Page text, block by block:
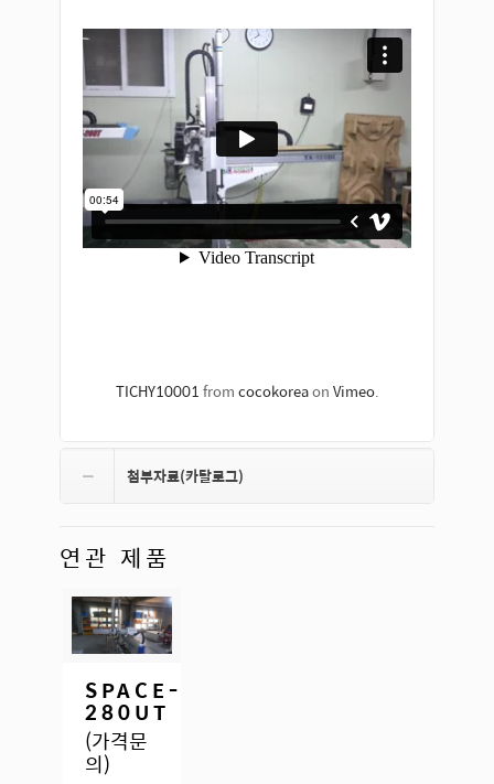
TICHY10001fromcocokoreaonVimeo.
첨부자료(카탈로그)
연관 제품
자세히 보
기
SPACE-
280UT
(가격문
의)